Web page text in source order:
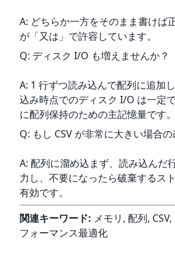
A: どちらか一方をそのまま書けば
が「又は」で許容しています。
Q: ディスク I/O も増えませんか？
A: 1 行ずつ読み込んで配列に追加
込み時点でのディスク I/O は一定
に配列保持のための主記憶量です。
Q: もし CSV が非常に大きい場合の
A: 配列に溜め込まず、読み込んだ
力し、不要になったら破棄するス
有効です。
関連キーワード: メモリ, 配列,
フォーマンス最適化